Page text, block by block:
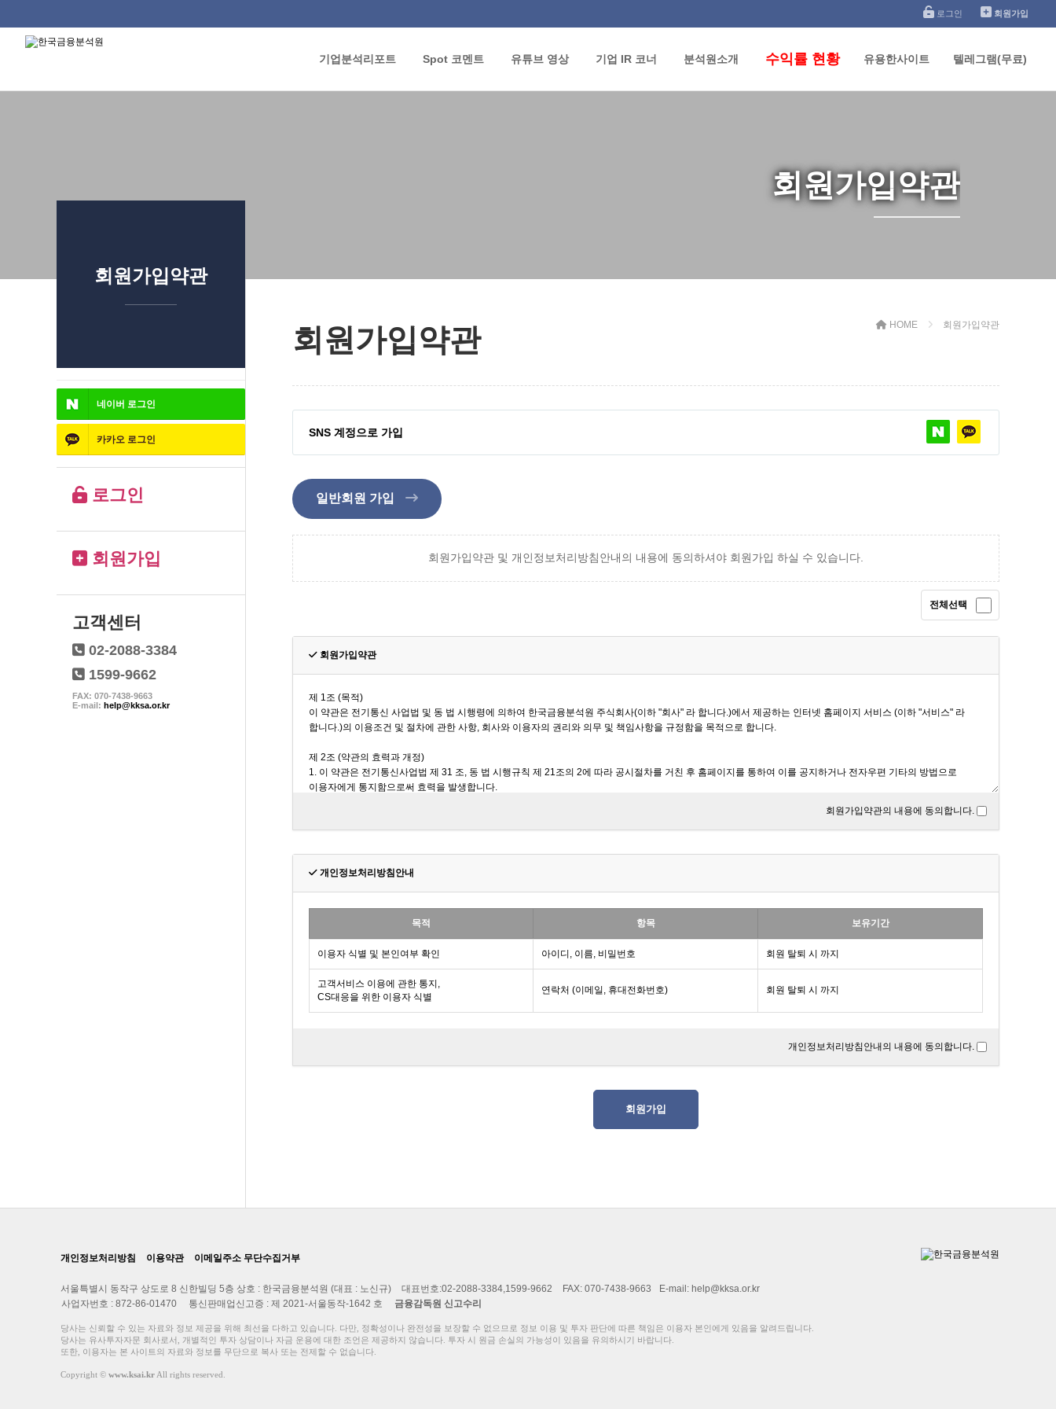
로그인 회원가입
기업분석리포트 Spot 코멘트 유튜브 영상 기업 IR 코너 분석원소개 수익률 현황 유용한사이트 텔레그램(무료)
회원가입약관
회원가입약관 HOME 회원가입약관
SNS 계정으로 가입
일반회원 가입
회원가입약관 및 개인정보처리방침안내의 내용에 동의하셔야 회원가입 하실 수 있습니다.
전체선택
회원가입약관
회원가입약관의 내용에 동의합니다.
개인정보처리방침안내
목적 항목 보유기간
이용자 식별 및 본인여부 확인 아이디, 이름, 비밀번호 회원 탈퇴 시 까지
고객서비스 이용에 관한 통지,
CS대응을 위한 이용자 식별
연락처 (이메일, 휴대전화번호) 회원 탈퇴 시 까지
개인정보처리방침안내의 내용에 동의합니다.
회원가입약관
네이버 로그인
카카오 로그인
로그인
회원가입
고객센터
02-2088-3384
1599-9662
FAX: 070-7438-9663
E-mail: help@kksa.or.kr
개인정보처리방침 이용약관 이메일주소 무단수집거부
서울특별시 동작구 상도로 8 신한빌딩 5층 상호 : 한국금융분석원 (대표 : 노신규) 대표번호:02-2088-3384,1599-9662 FAX: 070-7438-9663
E-mail: help@kksa.or.kr
사업자번호 : 872-86-01470 통신판매업신고증 : 제 2021-서울동작-1642 호 금융감독원 신고수리
당사는 신뢰할 수 있는 자료와 정보 제공을 위해 최선을 다하고 있습니다. 다만, 정확성이나 완전성을 보장할 수 없으므로 정보 이용 및 투자 판단에 따른 책임은 이용자 본인에게 있음을 알려드립니다.
당사는 유사투자자문 회사로서, 개별적인 투자 상담이나 자금 운용에 대한 조언은 제공하지 않습니다. 투자 시 원금 손실의 가능성이 있음을 유의하시기 바랍니다.
또한, 이용자는 본 사이트의 자료와 정보를 무단으로 복사 또는 전제할 수 없습니다.
Copyright © www.ksai.kr All rights reserved.